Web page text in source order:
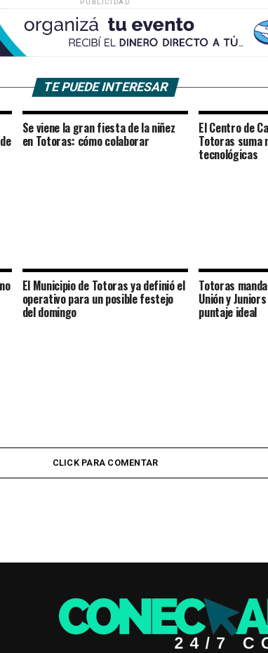
PUBLICIDAD
TE PUEDE INTERESAR
Se viene la gran fiesta de la niñez
en Totoras: cómo colaborar
El Centro de
Totoras suma
tecnológicas
El Municipio de Totoras ya definió el
operativo para un posible festejo
del domingo
Totoras
Unión y
puntaje ideal
CLICK PARA COMENTAR